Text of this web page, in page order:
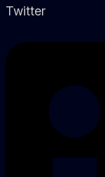
Twitter